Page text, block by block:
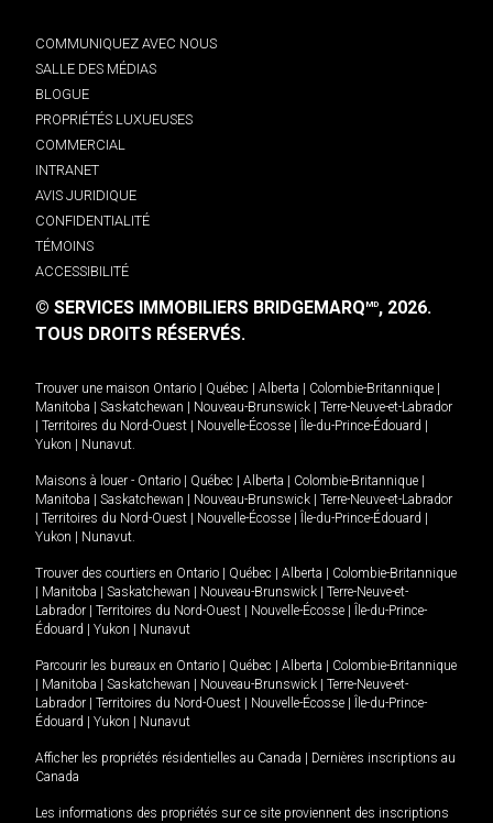
COMMUNIQUEZ AVEC NOUS
SALLE DES MÉDIAS
BLOGUE
PROPRIÉTÉS LUXUEUSES
COMMERCIAL
INTRANET
AVIS JURIDIQUE
CONFIDENTIALITÉ
TÉMOINS
ACCESSIBILITÉ
© SERVICES IMMOBILIERS BRIDGEMARQMD, 2026.
TOUS DROITS RÉSERVÉS.
Trouver une maison Ontario Québec Alberta Colombie-Britannique
Manitoba
Saskatchewan Nouveau-Brunswick
Terre-Neuve-et-Labrador
Territoires du Nord-Ouest Nouvelle-Écosse Île-du-Prince-Édouard
Yukon
Nunavut.
Maisons à louer - Ontario Québec Alberta Colombie-Britannique
Manitoba
Saskatchewan Nouveau-Brunswick
Terre-Neuve-et-Labrador
Territoires du Nord-Ouest Nouvelle-Écosse Île-du-Prince-Édouard
Yukon
Nunavut.
Trouver des courtiers en Ontario Québec Alberta
Colombie-Britannique
Manitoba Saskatchewan Nouveau-Brunswick
Terre-Neuve-et-
Labrador
Territoires du Nord-Ouest Nouvelle-Écosse
Île-du-Prince-
Édouard
Yukon Nunavut
Parcourir les bureaux en Ontario Québec Alberta
Colombie-Britannique
Manitoba Saskatchewan Nouveau-Brunswick
Terre-Neuve-et-
Labrador
Territoires du Nord-Ouest Nouvelle-Écosse
Île-du-Prince-
Édouard
Yukon Nunavut
Afficher les propriétés résidentielles au Canada
Dernières inscriptions au
Canada
Les informations des propriétés sur ce site proviennent des inscriptions